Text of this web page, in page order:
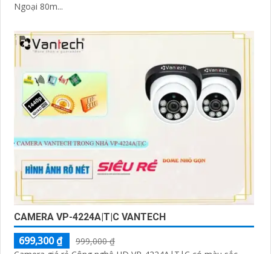
Ngoại 80m...
CAMERA VP-4224A|T|C VANTECH
699,300 ₫
999,000 ₫